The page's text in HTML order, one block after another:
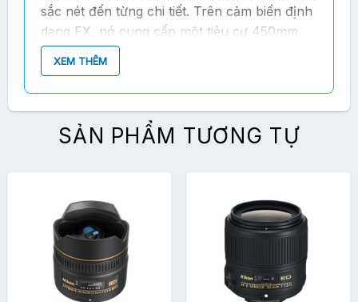
sắc nét đến từng chi tiết. Trên cảm biến định
dạng FX, nó cung cấp một tiêu cự 450mm
tương đương chiều dài,
trong các thể loại thể thao, phong cảnh hay
động vật hoang dã.
Thiết kế
và ẩm ướt một cách tối ưu kèm theo một
thấu kính khum bảo vệ phía trước.
Thiết kế ống kính cao cấp
Ống Kính Nikon AF-S NIKKOR 300mm F2.8G
XEM THÊM
SẢN PHẨM TƯƠNG TỰ